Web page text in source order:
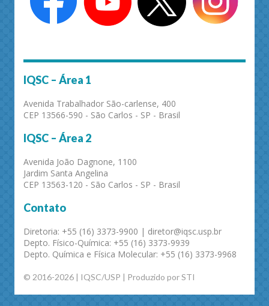
IQSC – Área 1
Avenida Trabalhador São-carlense, 400
CEP 13566-590 - São Carlos - SP - Brasil
IQSC – Área 2
Avenida João Dagnone, 1100
Jardim Santa Angelina
CEP 13563-120 - São Carlos - SP - Brasil
Contato
Diretoria: +55 (16) 3373-9900 | diretor@iqsc.usp.br
Depto. Físico-Química: +55 (16) 3373-9939
Depto. Química e Física Molecular: +55 (16) 3373-9968
© 2016-2026 | IQSC/USP | Produzido por STI